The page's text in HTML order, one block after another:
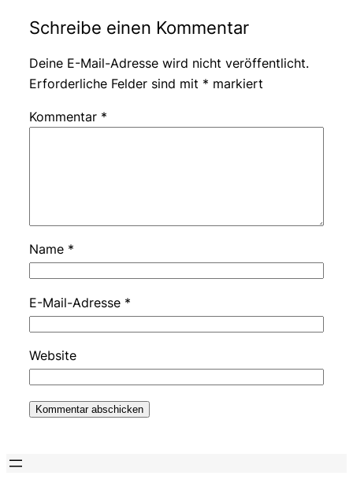
Schreibe einen Kommentar
Deine E-Mail-Adresse wird nicht veröffentlicht.
Erforderliche Felder sind mit * markiert
Kommentar *
Name *
E-Mail-Adresse *
Website